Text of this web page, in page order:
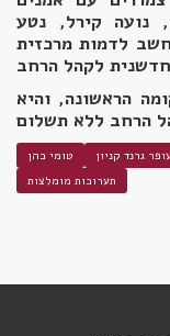
נועה קירל, נטע
לדמות מרכזית
הראשונה, והיא
טומי כהן גרנד קניון
תערוכות מומלצות